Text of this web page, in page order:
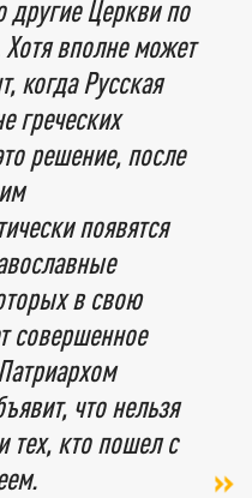
другие Церкви по
вполне может
когда Русская
греческих
решение, после
появятся
в свою
совершенное
что нельзя
тех, кто пошел с